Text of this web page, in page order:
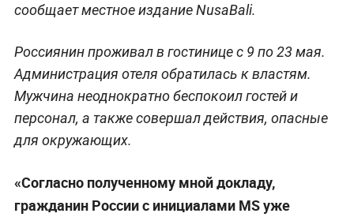
сообщает местное издание NusaBali.
Россиянин проживал в гостинице с 9 по 23 мая.
Администрация отеля обратилась к властям.
Мужчина неоднократно беспокоил гостей и
персонал, а также совершал действия, опасные
для окружающих.
«Согласно полученному мной докладу,
гражданин России с инициалами MS уже